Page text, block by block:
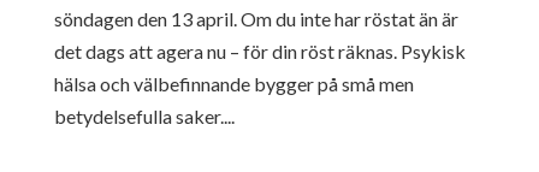
söndagen den 13 april. Om du inte har röstat än är
det dags att agera nu – för din röst räknas. Psykisk
hälsa och välbefinnande bygger på små men
betydelsefulla saker....